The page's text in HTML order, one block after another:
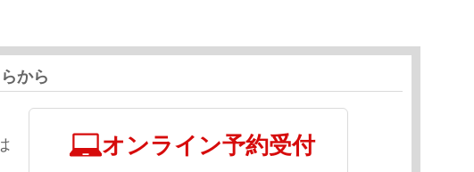
から
オンライン予約受付